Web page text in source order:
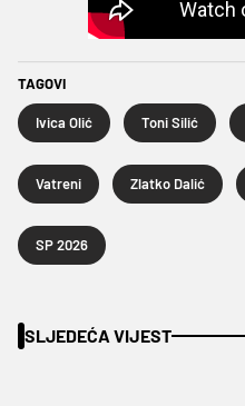
TAGOVI
Ivica Olić Toni Silić
Vatreni Zlatko Dalić
SP 2026
SLJEDEĆA VIJEST